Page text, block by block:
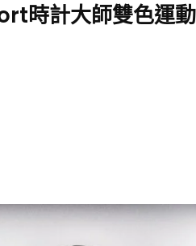
時計大師雙色運